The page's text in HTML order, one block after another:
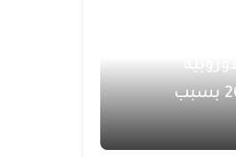
ليوروفيجن 2026 بسبب